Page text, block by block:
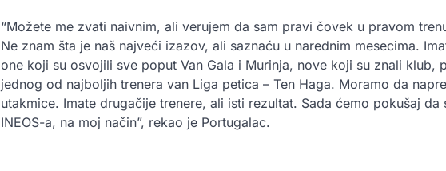
“Možete me zvati naivnim, ali verujem da sam pravi čovek u pravom
Ne znam šta je naš najveći izazov, ali saznaću u narednim mesecima.
one koji su osvojili sve poput Van Gala i Murinja, nove koji su znali klub,
jednog od najboljih trenera van Liga petica – Ten Haga. Moramo da
utakmice. Imate drugačije trenere, ali isti rezultat. Sada ćemo pokušaj da
INEOS-a, na moj način”, rekao je Portugalac.